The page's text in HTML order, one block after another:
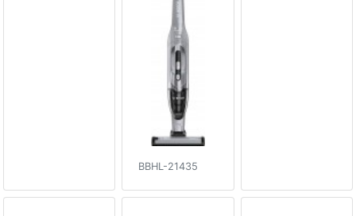
BBHL-21435